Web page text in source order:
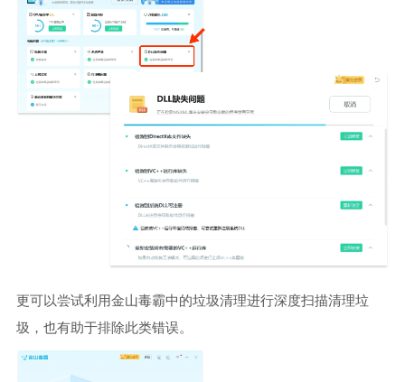
更可以尝试利用金山毒霸中的垃圾清理进行深度扫描清理垃
圾，也有助于排除此类错误。